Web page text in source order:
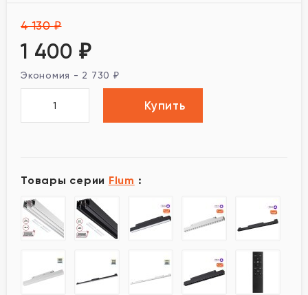
4 130₽
1 400 ₽
Экономия - 2 730 ₽
Купить
Товары серии Flum :